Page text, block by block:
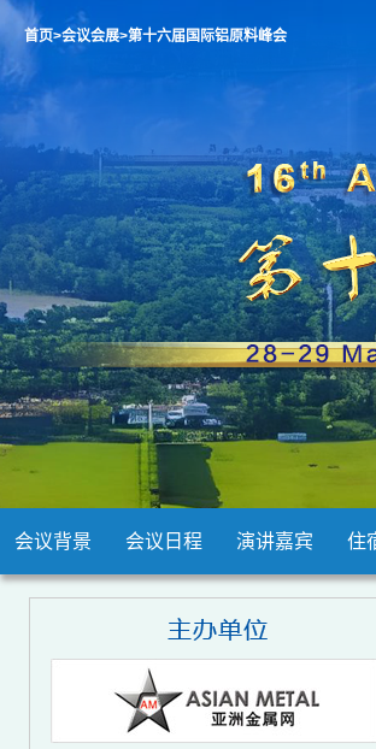
首页>会议会展>第十六届国际铝原料峰会
会议背景 会议日程 演讲嘉宾 住